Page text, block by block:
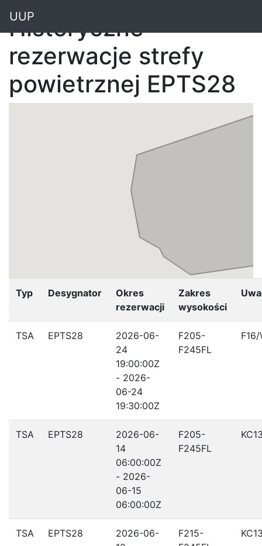
UUP
Historyczne
rezerwacje strefy
powietrznej EPTS28
Typ Desygnator
Okres
rezerwacji
Zakres
wysokości
TSA EPTS28
2026-06-
24
19:00:00Z
- 2026-
06-24
19:30:00Z
F205-
F245FL
F16/
TSA EPTS28
2026-06-
14
06:00:00Z
- 2026-
06-15
06:00:00Z
F205-
F245FL
TSA EPTS28
2026-06-
F215-